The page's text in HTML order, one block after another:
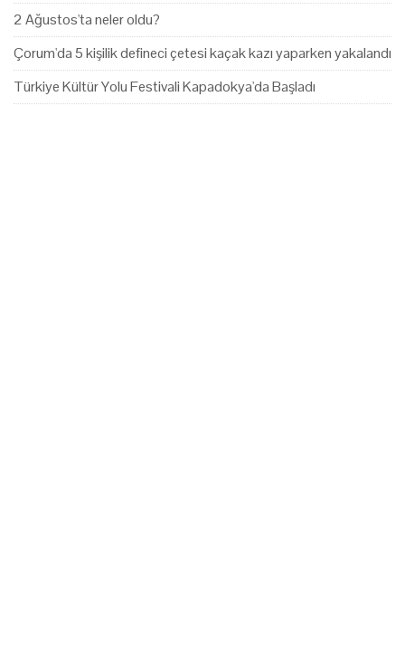
2 Ağustos'ta neler oldu?
Çorum'da 5 kişilik defineci çetesi kaçak kazı yaparken yakalandı
Türkiye Kültür Yolu Festivali Kapadokya'da Başladı